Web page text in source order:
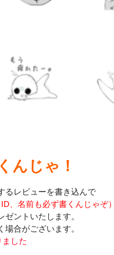
んじゃ！
るレビューを書き込んで
ID、名前も必ず書くんじゃぞ
ントいたします。
合がございます。
ました